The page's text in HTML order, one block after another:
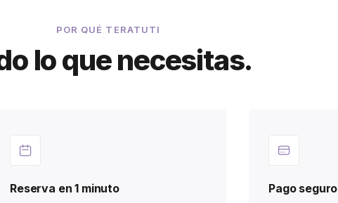
POR QUÉ TERATUTI
lo que necesitas.
Reserva en 1 minuto Pago seguro